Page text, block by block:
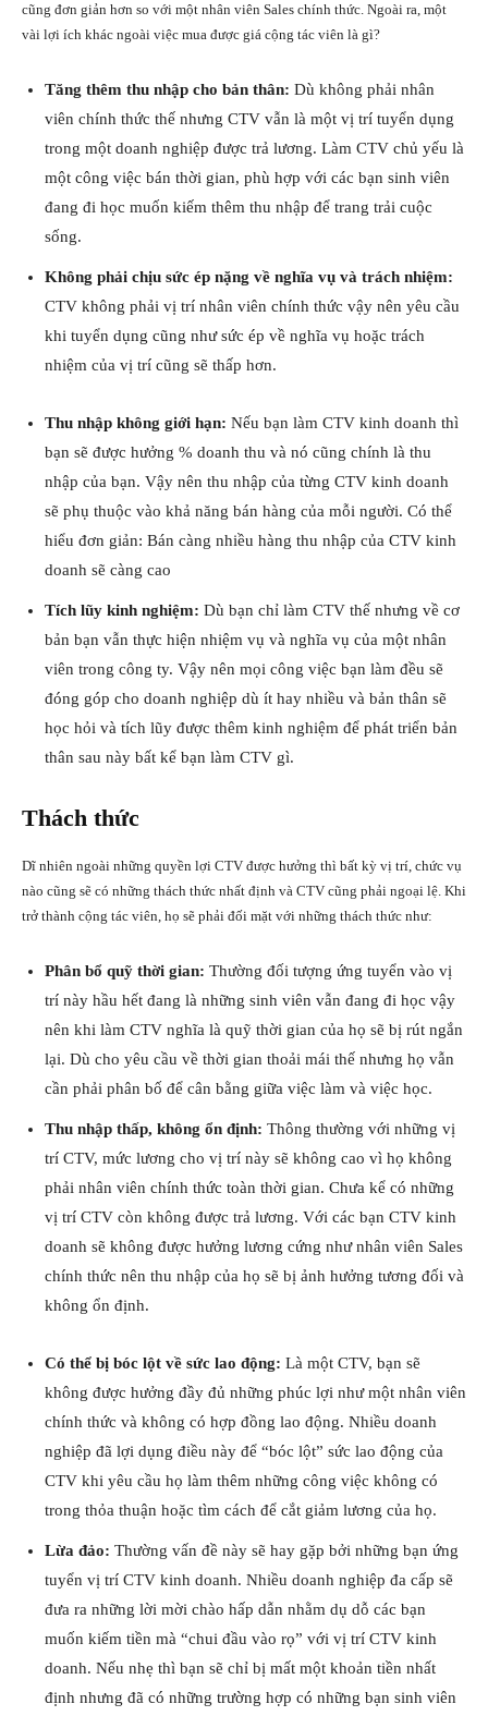
cũng đơn giản hơn so với một nhân viên Sales chính thức. Ngoài ra, một
vài lợi ích khác ngoài việc mua được giá cộng tác viên là gì?
Tăng thêm thu nhập cho bản thân: Dù không phải nhân
viên chính thức thế nhưng CTV vẫn là một vị trí tuyển dụng
trong một doanh nghiệp được trả lương. Làm CTV chủ yếu là
một công việc bán thời gian, phù hợp với các bạn sinh viên
đang đi học muốn kiếm thêm thu nhập để trang trải cuộc
sống.
Không phải chịu sức ép nặng về nghĩa vụ và trách nhiệm:
CTV không phải vị trí nhân viên chính thức vậy nên yêu cầu
khi tuyển dụng cũng như sức ép về nghĩa vụ hoặc trách
nhiệm của vị trí cũng sẽ thấp hơn.
Thu nhập không giới hạn: Nếu bạn làm CTV kinh doanh thì
bạn sẽ được hưởng % doanh thu và nó cũng chính là thu
nhập của bạn. Vậy nên thu nhập của từng CTV kinh doanh
sẽ phụ thuộc vào khả năng bán hàng của mỗi người. Có thể
hiểu đơn giản: Bán càng nhiều hàng thu nhập của CTV kinh
doanh sẽ càng cao
Tích lũy kinh nghiệm: Dù bạn chỉ làm CTV thế nhưng về cơ
bản bạn vẫn thực hiện nhiệm vụ và nghĩa vụ của một nhân
viên trong công ty. Vậy nên mọi công việc bạn làm đều sẽ
đóng góp cho doanh nghiệp dù ít hay nhiều và bản thân sẽ
học hỏi và tích lũy được thêm kinh nghiệm để phát triển bản
thân sau này bất kể bạn làm CTV gì.
Thách thức
Dĩ nhiên ngoài những quyền lợi CTV được hưởng thì bất kỳ vị trí, chức vụ
nào cũng sẽ có những thách thức nhất định và CTV cũng phải ngoại lệ. Khi
trở thành cộng tác viên, họ sẽ phải đối mặt với những thách thức như:
Phân bổ quỹ thời gian: Thường đối tượng ứng tuyển vào vị
trí này hầu hết đang là những sinh viên vẫn đang đi học vậy
nên khi làm CTV nghĩa là quỹ thời gian của họ sẽ bị rút ngắn
lại. Dù cho yêu cầu về thời gian thoải mái thế nhưng họ vẫn
cần phải phân bố để cân bằng giữa việc làm và việc học.
Thu nhập thấp, không ổn định: Thông thường với những vị
trí CTV, mức lương cho vị trí này sẽ không cao vì họ không
phải nhân viên chính thức toàn thời gian. Chưa kể có những
vị trí CTV còn không được trả lương. Với các bạn CTV kinh
doanh sẽ không được hưởng lương cứng như nhân viên Sales
chính thức nên thu nhập của họ sẽ bị ảnh hưởng tương đối và
không ổn định.
Có thể bị bóc lột về sức lao động: Là một CTV, bạn sẽ
không được hưởng đầy đủ những phúc lợi như một nhân viên
chính thức và không có hợp đồng lao động. Nhiều doanh
nghiệp đã lợi dụng điều này để “bóc lột” sức lao động của
CTV khi yêu cầu họ làm thêm những công việc không có
trong thỏa thuận hoặc tìm cách để cắt giảm lương của họ.
Lừa đảo: Thường vấn đề này sẽ hay gặp bởi những bạn ứng
tuyển vị trí CTV kinh doanh. Nhiều doanh nghiệp đa cấp sẽ
đưa ra những lời mời chào hấp dẫn nhằm dụ dỗ các bạn
muốn kiếm tiền mà “chui đầu vào rọ” với vị trí CTV kinh
doanh. Nếu nhẹ thì bạn sẽ chỉ bị mất một khoản tiền nhất
định nhưng đã có những trường hợp có những bạn sinh viên